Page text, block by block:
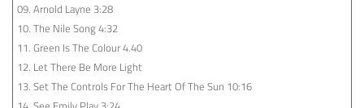
09. Arnold Layne 3:28
10. The Nile Song 4:32
11. Green Is The Colour 4.40
12. Let There Be More Light
13. Set The Controls For The Heart Of The Sun 10:16